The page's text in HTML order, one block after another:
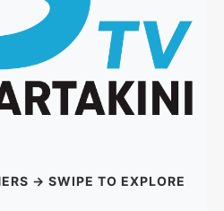
→ SWIPE TO EXPLORE